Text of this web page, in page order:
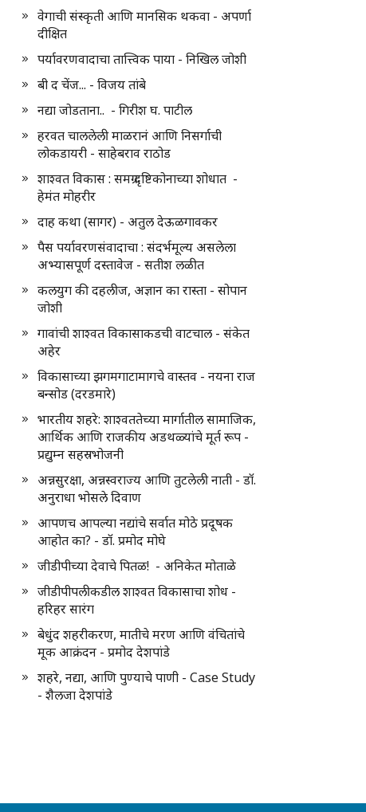
वेगाची संस्कृती आणि मानसिक थकवा - अपर्णा
दीक्षित
पर्यावरणवादाचा तात्त्विक पाया - निखिल जोशी
बी द चेंज... - विजय तांबे
नद्या जोडताना.. - गिरीश घ. पाटील
हरवत चाललेली माळरानं आणि निसर्गाची
लोकडायरी - साहेबराव राठोड
शाश्वत विकास : समग्र दृष्टिकोनाच्या शोधात -
हेमंत मोहरीर
दाह कथा (सागर) - अतुल देऊळगावकर
पैस पर्यावरणसंवादाचा : संदर्भमूल्य असलेला
अभ्यासपूर्ण दस्तावेज - सतीश लळीत
कलयुग की दहलीज, अज्ञान का रास्ता - सोपान
जोशी
गावांची शाश्वत विकासाकडची वाटचाल - संकेत
अहेर
विकासाच्या झगमगाटामागचे वास्तव - नयना राज
बन्सोड (दरडमारे)
भारतीय शहरे: शाश्वततेच्या मार्गातील सामाजिक,
आर्थिक आणि राजकीय अडथळ्यांचे मूर्त रूप -
प्रद्युम्न सहस्रभोजनी
अन्नसुरक्षा, अन्नस्वराज्य आणि तुटलेली नाती - डॉ.
अनुराधा भोसले दिवाण
आपणच आपल्या नद्यांचे सर्वात मोठे प्रदूषक
आहोत का? - डॉ. प्रमोद मोघे
जीडीपीच्या देवाचे पितळ! - अनिकेत मोताळे
जीडीपीपलीकडील शाश्वत विकासाचा शोध -
हरिहर सारंग
बेधुंद शहरीकरण, मातीचे मरण आणि वंचितांचे
मूक आक्रंदन - प्रमोद देशपांडे
शहरे, नद्या, आणि पुण्याचे पाणी - Case Study
- शैलजा देशपांडे